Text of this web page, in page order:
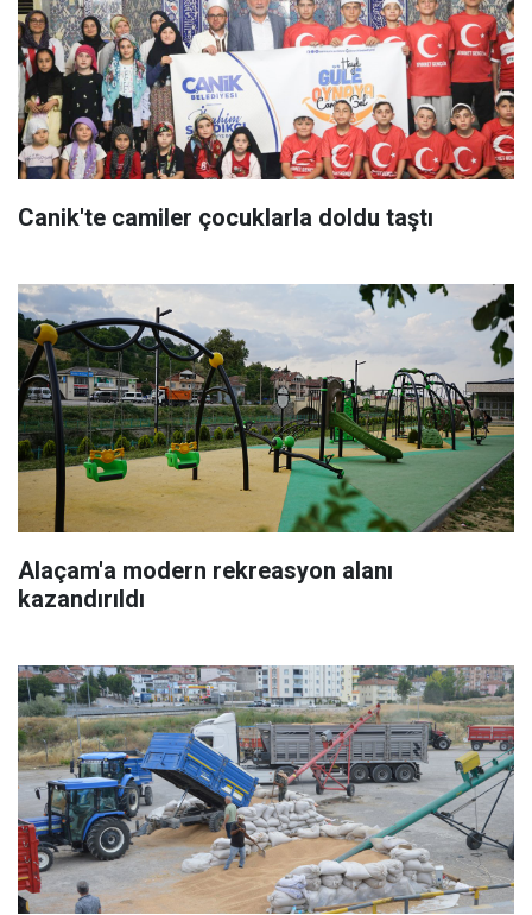
Canik'te camiler çocuklarla doldu taştı
Alaçam'a modern rekreasyon alanı
kazandırıldı